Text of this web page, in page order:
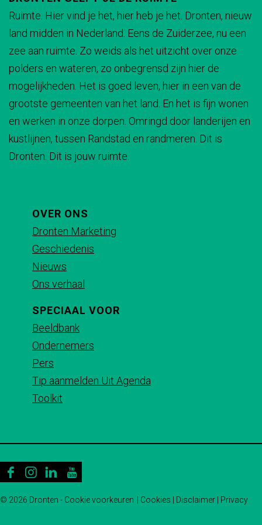
k
B
i
d
d
i
n
g
h
z
n
l
k
B
i
d
d
i
n
g
i
n
A
l
k
B
i
d
d
i
n
u
e
B
d
d
i
n
g
h
u
e
A
l
k
B
i
d
d
i
h
u
w
e
m
b
a
d
D
e
A
d
e
z
e
p
a
g
i
n
d
e
z
e
p
a
g
i
n
p
X
d
e
z
e
p
a
g
i
n
p
e
-
m
a
l
d
e
z
e
p
a
g
i
n
p
W
h
t
A
p
p
Ruimte. Hier vind je het, hier heb je het. Dronten, nieuw
land midden in Nederland. Eens de Zuiderzee, nu een
zee aan ruimte. Zo weids als het uitzicht over onze
polders en wateren, zo onbegrensd zijn hier de
mogelijkheden. Het is goed leven, hier in een van de
grootste gemeenten van het land. En het is fijn wonen
en werken in onze dorpen. Omringd door landerijen en
kustlijnen, tussen Randstad en randmeren. Dit is
Dronten. Dit is jouw ruimte.
OVER ONS
Dronten Marketing
Geschiedenis
Nieuws
Ons verhaal
SPECIAAL VOOR
Beeldbank
Ondernemers
Pers
Tip aanmelden Uit Agenda
Toolkit
© 2026 Dronten - Cookie voorkeuren Cookies Disclaimer Privacy
F
a
I
n
L
i
Y
o